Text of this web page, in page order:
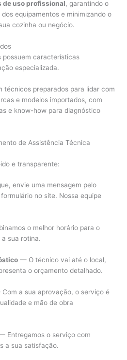
de uso profissional, garantindo o
equipamentos e minimizando o
cozinha ou negócio.
possuem características
especializada.
técnicos preparados para lidar com
e modelos importados, com
e know-how para diagnóstico
de Assistência Técnica
e transparente:
envie uma mensagem pelo
no site. Nossa equipe
o melhor horário para o
sua rotina.
— O técnico vai até o local,
o orçamento detalhado.
a sua aprovação, o serviço é
e mão de obra
Entregamos o serviço com
a sua satisfação.